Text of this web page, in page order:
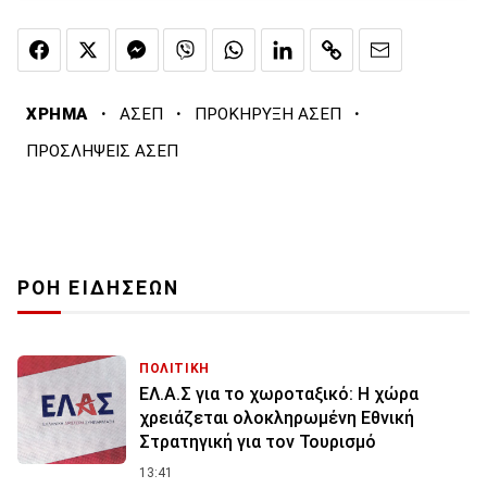
ΧΡΗΜΑ · ΑΣΕΠ · ΠΡΟΚΗΡΥΞΗ ΑΣΕΠ ·
ΠΡΟΣΛΗΨΕΙΣ ΑΣΕΠ
ΡΟΗ ΕΙΔΗΣΕΩΝ
ΠΟΛΙΤΙΚΗ
ΕΛ.Α.Σ για το χωροταξικό: Η χώρα
χρειάζεται ολοκληρωμένη Εθνική
Στρατηγική για τον Τουρισμό
13:41